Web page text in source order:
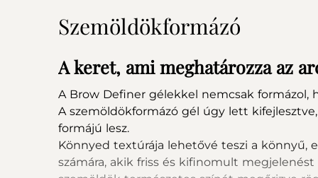
Szemöldökformázó
A keret, ami meghatározza az
A Brow Definer gélekkel nemcsak formázol,
A szemöldökformázó gél úgy lett
formájú lesz.
Könnyed textúrája lehetővé teszi a könnyű,
számára, akik friss és kifinomult